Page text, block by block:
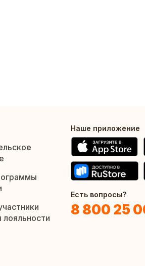
Наше приложение
Есть вопросы?
8 800 25